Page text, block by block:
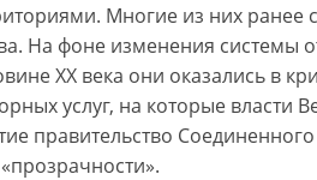
Многие из них ранее
На фоне изменения системы
ХХ века они оказались в
услуг, на которые власти
правительство